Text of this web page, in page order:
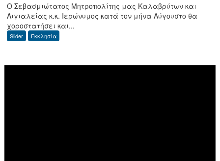
Πρόγραμμα
Αρχιερατικής
Ο Σεβασμιώτατος Μητροπολίτης μας Καλαβρύτων και
Αιγιαλείας κ.κ. Ιερώνυμος κατά τον μήνα Αύγουστο θα
χοροστατήσει και...
Slider Εκκλησία